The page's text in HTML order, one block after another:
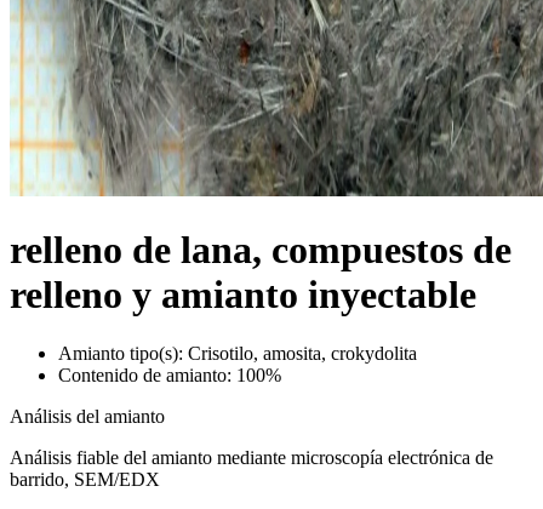
relleno de lana, compuestos de
relleno y amianto inyectable
Amianto tipo(s): Crisotilo, amosita, crokydolita
Contenido de amianto: 100%
Análisis del amianto
Análisis fiable del amianto mediante microscopía electrónica de
barrido, SEM/EDX